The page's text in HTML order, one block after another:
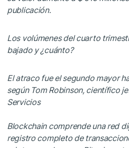
publicación.
Los volúmenes del cuarto
bajado y ¿cuánto?
El atraco fue el segundo mayor
según Tom Robinson, científico
Servicios
Blockchain comprende una red
registro completo de